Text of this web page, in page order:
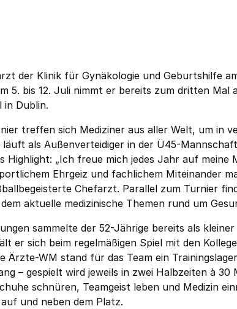
der Klinik für Gynäkologie und Geburtshilfe
5. bis 12. Juli nimmt er bereits zum dritten Mal
in Dublin.
treffen sich Mediziner aus aller Welt, um in
als Außenverteidiger in der Ü45-
Highlight: „Ich freue mich jedes Jahr auf meine
Ehrgeiz und fachlichem Miteinander
Chefarzt. Parallel zum Turnier
aktuelle medizinische Themen rund um
sammelte der 52-Jährige bereits als
er sich beim regelmäßigen Spiel mit den
Ärzte-WM stand für das Team ein
– gespielt wird jeweils in zwei Halbzeiten à
schnüren, Teamgeist leben und Medizin
und neben dem Platz.